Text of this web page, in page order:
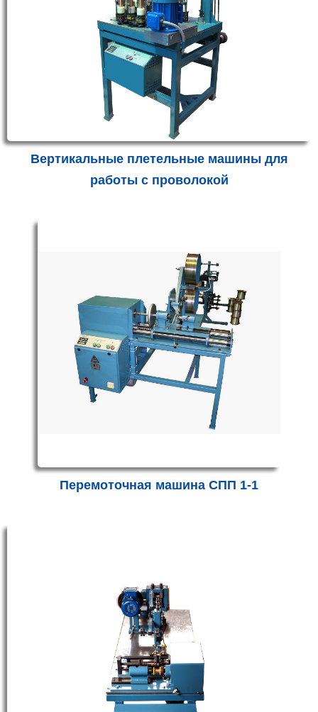
Вертикальные плетельные машины для
работы с проволокой
Перемоточная машина СПП 1-1